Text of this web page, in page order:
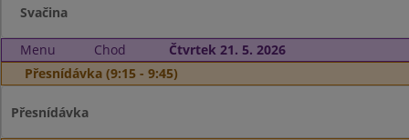
Svačina
Menu Chod
Čtvrtek 21. 5. 2026
Přesnídávka (9:15 - 9:45)
Přesnídávka